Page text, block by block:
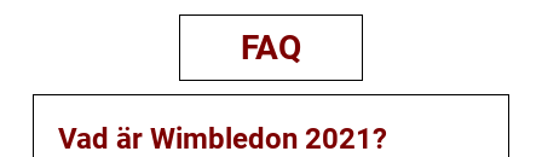
FAQ
Vad är Wimbledon 2021?